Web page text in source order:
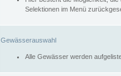
Selektionen im Menü
Gewässerauswahl
Alle Gewässer werden